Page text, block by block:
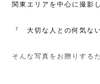
関東エリアを中心に撮影
『　大切な人との何気な
そんな写真をお贈りする